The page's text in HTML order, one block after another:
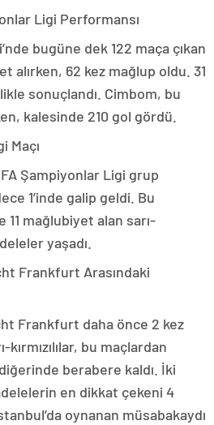
Ligi Performansı
bugüne dek 122 maça çıkan
alırken, 62 kez mağlup oldu. 31
sonuçlandı. Cimbom, bu
kalesinde 210 gol gördü.
Maçı
Şampiyonlar Ligi grup
1’inde galip geldi. Bu
mağlubiyet alan sarı-
yaşadı.
Frankfurt Arasındaki
Frankfurt daha önce 2 kez
kırmızılılar, bu maçlardan
berabere kaldı. İki
en dikkat çekeni 4
oynanan müsabakaydı